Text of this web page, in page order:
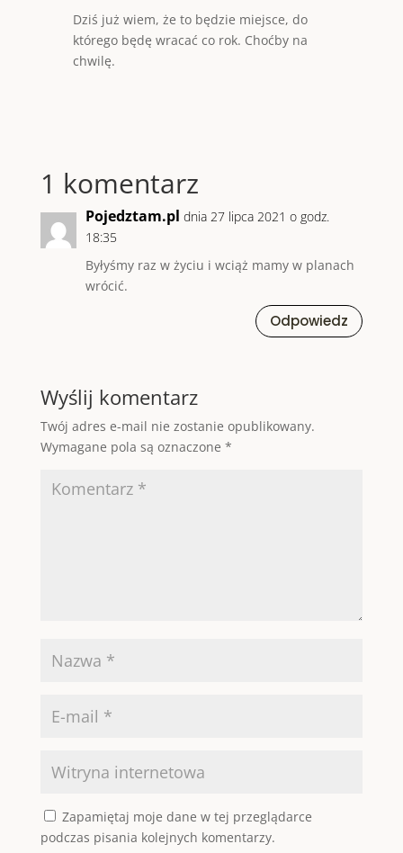
Dziś już wiem, że to będzie miejsce, do
którego będę wracać co rok. Choćby na
chwilę.
1 komentarz
Pojedztam.pl dnia 27 lipca 2021 o godz.
18:35
Byłyśmy raz w życiu i wciąż mamy w planach
wrócić.
Odpowiedz
Wyślij komentarz
Twój adres e-mail nie zostanie opublikowany.
Wymagane pola są oznaczone *
Zapamiętaj moje dane w tej przeglądarce
podczas pisania kolejnych komentarzy.